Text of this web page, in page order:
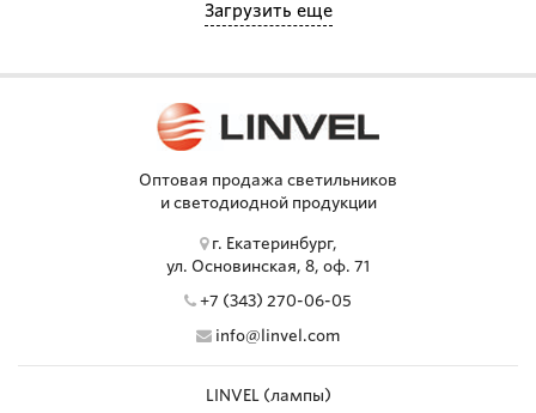
Загрузить еще
Оптовая продажа светильников
и светодиодной продукции
г. Екатеринбург,
ул. Основинская, 8, оф. 71
+7 (343) 270-06-05
info@linvel.com
LINVEL (лампы)